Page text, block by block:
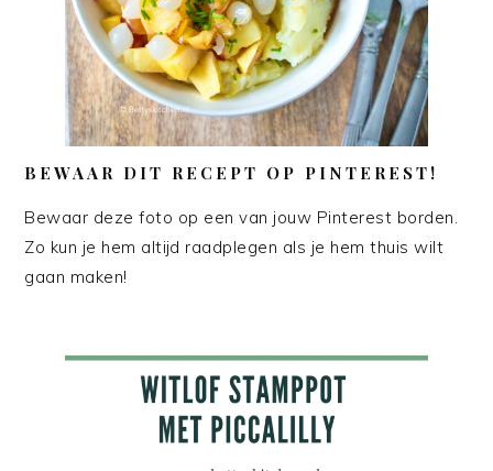
BEWAAR DIT RECEPT OP PINTEREST!
Bewaar deze foto op een van jouw Pinterest borden.
Zo kun je hem altijd raadplegen als je hem thuis wilt
gaan maken!